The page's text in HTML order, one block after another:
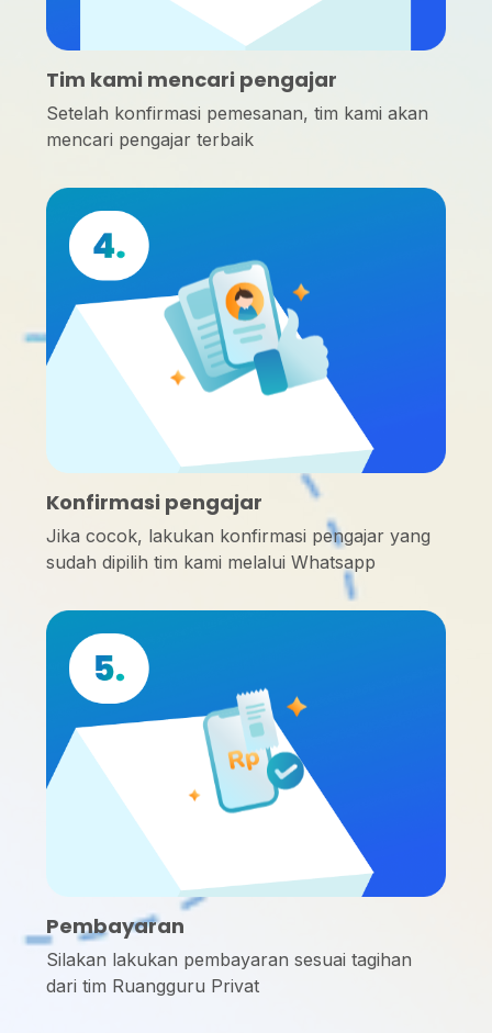
Tim kami mencari pengajar
Setelah konfirmasi pemesanan, tim kami akan
mencari pengajar terbaik
Konfirmasi pengajar
Jika cocok, lakukan konfirmasi pengajar yang
sudah dipilih tim kami melalui Whatsapp
Pembayaran
Silakan lakukan pembayaran sesuai tagihan
dari tim Ruangguru Privat